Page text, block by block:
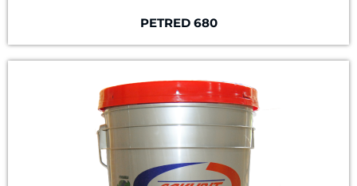
PETRED 680